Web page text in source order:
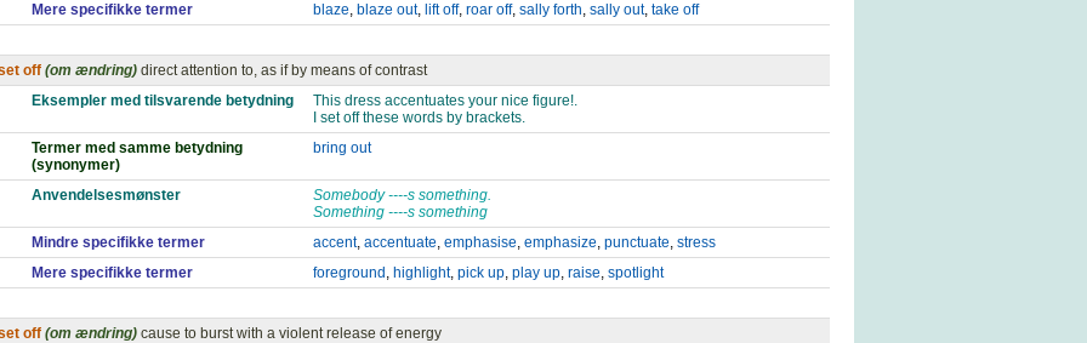
Mere specifikke termer
blaze, blaze out, lift off, roar off, sally forth, sally out, take off
off (om ændring) direct attention to, as if by means of contrast
Eksempler med tilsvarende betydning
This dress accentuates your nice figure!.
I set off these words by brackets.
Termer med samme betydning
(synonymer)
bring out
Anvendelsesmønster
Somebody ----s something.
Something ----s something
Mindre specifikke termer
accent, accentuate, emphasise, emphasize, punctuate, stress
Mere specifikke termer
foreground , highlight, pick up, play up, raise, spotlight
off (om ændring) cause to burst with a violent release of energy